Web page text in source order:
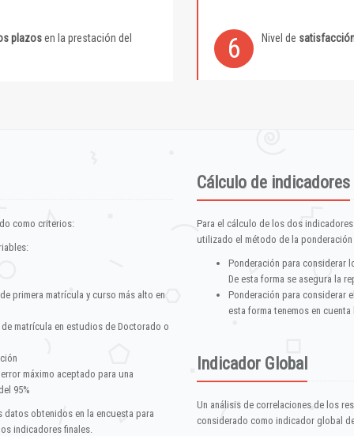
plazosen la prestación del
6 Nivel de
como criterios:
primera matrícula y curso más alto en
matrícula en estudios de Doctorado o
máximo aceptado para una
95%
obtenidos en la encuesta para
indicadores finales.
Cálculo de indicadores
Para el cálculo de los dos
utilizado el método de la
Ponderación para considerar
De esta forma se asegura la
Ponderación para considerar
esta forma tenemos en
Indicador Global
Un análisis de correlaciones de los
considerado como indicador global